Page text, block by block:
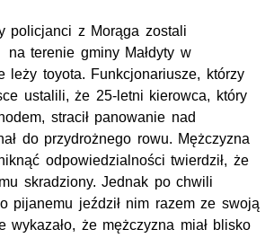
policjanci z Morąga zostali
terenie gminy Małdyty w
leży toyota. Funkcjonariusze, którzy
ustalili, że 25-letni kierowca, który
stracił panowanie nad
do przydrożnego rowu. Mężczyzna
odpowiedzialności twierdził, że
skradziony. Jednak po chwili
pijanemu jeździł nim razem ze swoją
wykazało, że mężczyzna miał blisko